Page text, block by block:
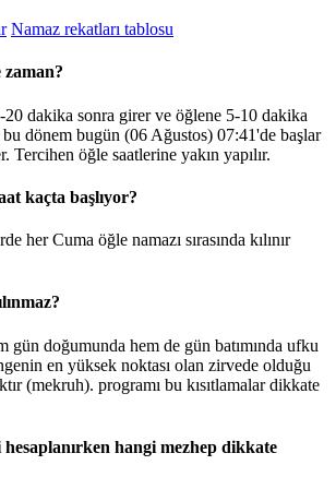
Namaz rekatları tablosu
zaman?
dakika sonra girer ve öğlene 5-10 dakika
dönem bugün (06 Ağustos) 07:41'de başlar
Tercihen öğle saatlerine yakın yapılır.
kaçta başlıyor?
her Cuma öğle namazı sırasında kılınır
gün doğumunda hem de gün batımında ufku
en yüksek noktası olan zirvede olduğu
(mekruh). programı bu kısıtlamalar dikkate
hangi mezhep dikkate